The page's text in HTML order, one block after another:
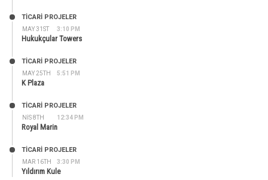
MAY 31ST 3:10 PM
TİCARİ PROJELER
Hukukçular Towers
MAY 25TH 5:51 PM
TİCARİ PROJELER
K Plaza
NIS 8TH 12:34 PM
TİCARİ PROJELER
Royal Marin
MAR 16TH 3:30 PM
TİCARİ PROJELER
Yıldırım Kule